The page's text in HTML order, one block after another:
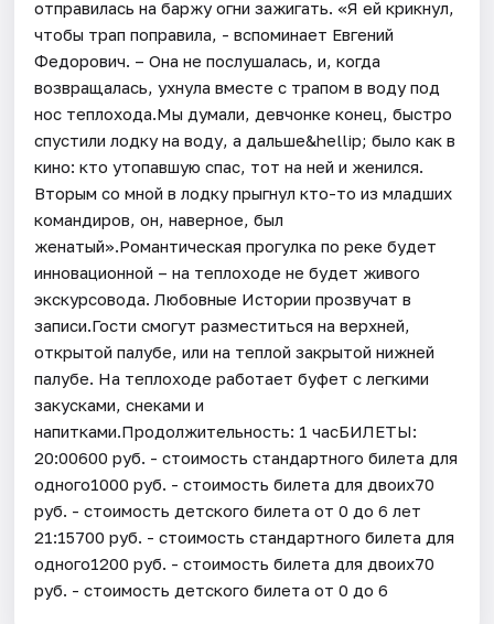
отправилась на баржу огни зажигать. «Я ей крикнул,
чтобы трап поправила, - вспоминает Евгений
Федорович. – Она не послушалась, и, когда
возвращалась, ухнула вместе с трапом в воду под
нос теплохода.​Мы думали, девчонке конец, быстро
спустили лодку на воду, а дальше&hellip; было как в
кино: кто утопавшую спас, тот на ней и женился.
Вторым со мной в лодку прыгнул кто-то из младших
командиров, он, наверное, был
женатый».Романтическая прогулка по реке будет
инновационной – на теплоходе не будет живого
экскурсовода. Любовные Истории прозвучат в
записи.Гости смогут разместиться на верхней,
открытой палубе, или на теплой закрытой нижней
палубе. На теплоходе работает буфет с легкими
закусками, снеками и
напитками.Продолжительность: 1 часБИЛЕТЫ:
20:00600 руб. - стоимость стандартного билета для
одного1000 руб. - стоимость билета для двоих70
руб. - стоимость детского билета от 0 до 6 лет
21:15700 руб. - стоимость стандартного билета для
одного1200 руб. - стоимость билета для двоих70
руб. - стоимость детского билета от 0 до 6